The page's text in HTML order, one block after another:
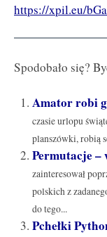
https://xpil.eu/
Spodobało się?
Amator robi
czasie urlopu
planszówki, robią
Permutacje –
zainteresował
polskich z
do tego...
Pchełki